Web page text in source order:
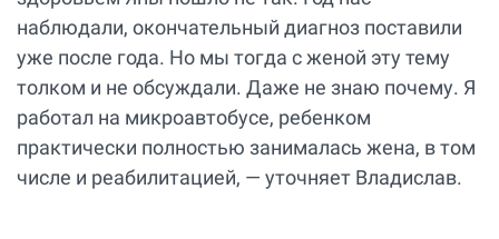
наблюдали, окончательный диагноз поставили
уже после года. Но мы тогда с женой эту тему
толком и не обсуждали. Даже не знаю почему. Я
работал на микроавтобусе, ребенком
практически полностью занималась жена, в том
числе и реабилитацией, — уточняет Владислав.